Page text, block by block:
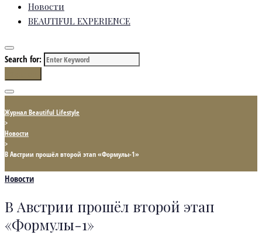
Новости
BEAUTIFUL EXPERIENCE
Search for:
Журнал Beautiful Lifestyle
>
Новости
>
В Австрии прошёл второй этап «Формулы-1»
Новости
В Австрии прошёл второй этап
«Формулы-1»